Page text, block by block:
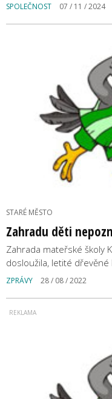
SPOLEČNOST 07 / 11 / 2024
STARÉ MĚSTO
Zahradu děti
Zahrada mateřské školy
dosloužila, letité dřevěné
ZPRÁVY 28 / 08 / 2022